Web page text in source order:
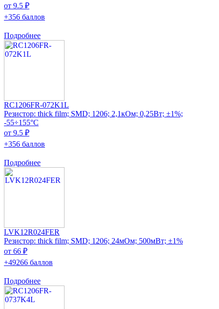
от 9.5 ₽
+356 баллов
Подробнее
RC1206FR-072K1L
Резистор: thick film; SMD; 1206; 2,1кОм; 0,25Вт; ±1%;
-55÷155°C
от 9.5 ₽
+356 баллов
Подробнее
LVK12R024FER
Резистор: thick film; SMD; 1206; 24мОм; 500мВт; ±1%
от 66 ₽
+49266 баллов
Подробнее